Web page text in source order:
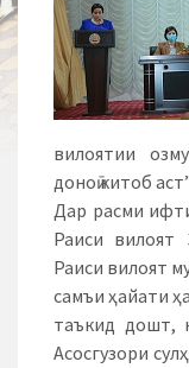
вилоятии
доноӣ китоб
Дар расми
Раиси вилоят
Раиси вилоят
самъи ҳайати
таъкид дошт,
Асосгузори